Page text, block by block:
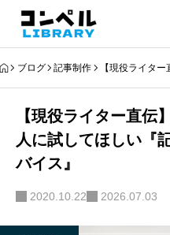
ブログ 記事制作 【現役ライタ
【現役ライター直伝
人に試してほしい『
バイス』
2020.10.22 2026.07.03